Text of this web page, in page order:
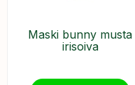
Maski bunny musta
irisoiva